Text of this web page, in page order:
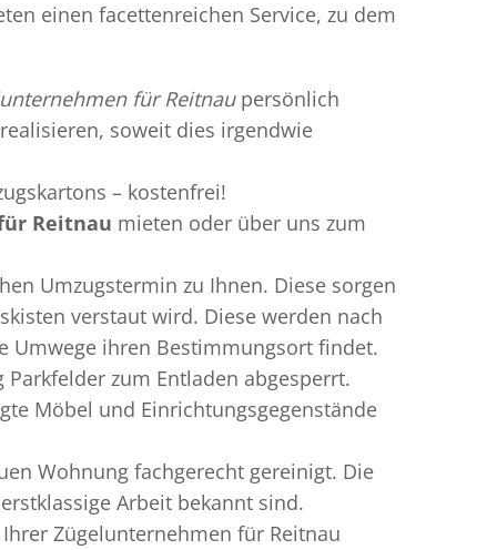
einen facettenreichen Service, zu dem
für Reitnaupersönlich
soweit dies irgendwie
– kostenfrei!
Reitnau mieten oder über uns zum
Umzugstermin zu Ihnen. Diese sorgen
verstaut wird. Diese werden nach
Umwege ihren Bestimmungsort findet.
zum Entladen abgesperrt.
Möbel und Einrichtungsgegenstände
Wohnung fachgerecht gereinigt. Die
Arbeit bekannt sind.
Zügelunternehmen für Reitnau